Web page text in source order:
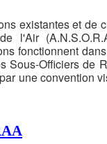
existantes et de
l'Air
fonctionnent
Sous-Officiers de
une convention